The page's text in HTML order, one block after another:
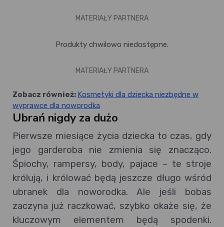
MATERIAŁY PARTNERA
Produkty chwilowo niedostępne.
MATERIAŁY PARTNERA
Zobacz również: Kosmetyki dla dziecka niezbędne w
wyprawce dla noworodka
Ubrań nigdy za dużo
Pierwsze miesiące życia dziecka to czas, gdy
jego garderoba nie zmienia się znacząco.
Śpiochy, rampersy, body, pajace – te stroje
królują, i królować będą jeszcze długo wśród
ubranek dla noworodka. Ale jeśli bobas
zaczyna już raczkować, szybko okaże się, że
kluczowym elementem będą spodenki.